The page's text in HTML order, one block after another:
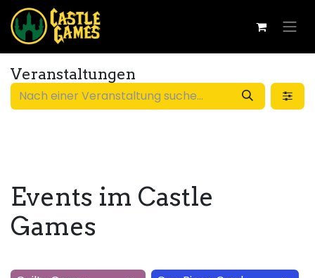
Veranstaltungen
Events im Castle
Games